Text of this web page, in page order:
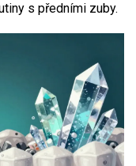
s předními zuby.